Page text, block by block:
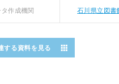
タ作成機関 石川県立図書
する資料を見る